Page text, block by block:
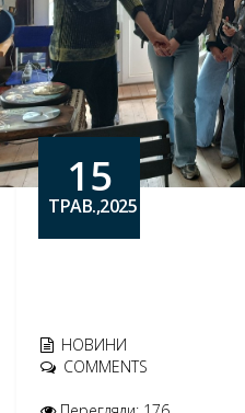
15
ТРАВ.,2025
НОВИНИ
COMMENTS